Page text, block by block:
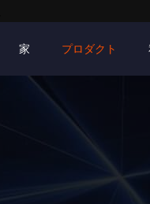
家 プロダクト